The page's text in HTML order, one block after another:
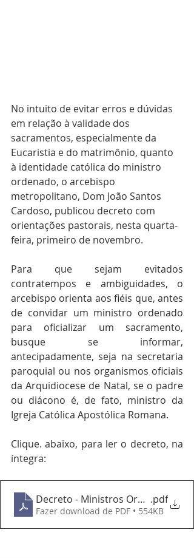
No intuito de evitar erros e dúvidas
em relação à validade dos
sacramentos, especialmente da
Eucaristia e do matrimônio, quanto
à identidade católica do ministro
ordenado, o arcebispo
metropolitano, Dom João Santos
Cardoso, publicou decreto com
orientações pastorais, nesta quarta-
feira, primeiro de novembro.
Para que sejam evitados
contratempos e ambiguidades, o
arcebispo orienta aos fiéis que, antes
de convidar um ministro ordenado
para oficializar um sacramento,
busque se informar,
antecipadamente, seja na secretaria
paroquial ou nos organismos oficiais
da Arquidiocese de Natal, se o padre
ou diácono é, de fato, ministro da
Igreja Católica Apostólica Romana.
Clique. abaixo, para ler o decreto, na
íntegra:
Decreto - Ministros Ordenados
.pdf
Fazer download de PDF • 554KB